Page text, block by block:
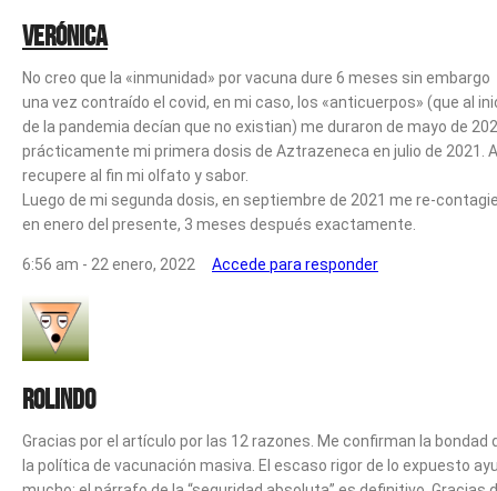
Verónica
No creo que la «inmunidad» por vacuna dure 6 meses sin embargo
una vez contraído el covid, en mi caso, los «anticuerpos» (que al
de la pandemia decían que no existian) me duraron de mayo de
prácticamente mi primera dosis de Aztrazeneca en julio de 2021.
recupere al fin mi olfato y sabor.
Luego de mi segunda dosis, en septiembre de 2021 me re-
en enero del presente, 3 meses después exactamente.
6:56 am - 22 enero, 2022 Accede para responder
Rolindo
Gracias por el artículo por las 12 razones. Me confirman la bondad
la política de vacunación masiva. El escaso rigor de lo expuesto